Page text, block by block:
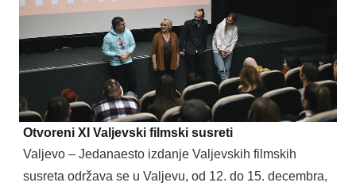
Otvoreni XI Valjevski filmski susreti
Valjevo – Jedanaesto izdanje Valjevskih filmskih
susreta održava se u Valjevu, od 12. do 15. decembra,